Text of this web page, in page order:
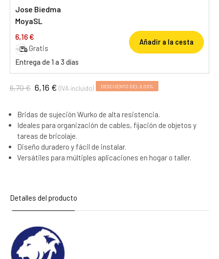
Jose Biedma
MoyaSL
6,16 €
Gratis
Entrega de 1 a 3 días
Añadir a la cesta
6,70 € 6,16 € (IVA incluido) DESCUENTO DEL 8,06%
Bridas de sujeción Wurko de alta resistencia.
Ideales para organización de cables, fijación de objetos y
tareas de bricolaje.
Diseño duradero y fácil de instalar.
Versátiles para múltiples aplicaciones en hogar o taller.
Detalles del producto